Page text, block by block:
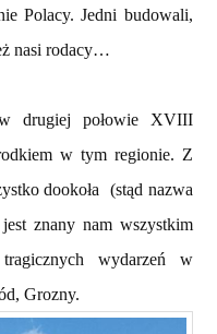
Polacy. Jedni budowali,
nasi rodacy…
w drugiej połowie XVIII
w tym regionie. Z
dookoła (stąd nazwa
znany nam wszystkim
wydarzeń w
Grozny.